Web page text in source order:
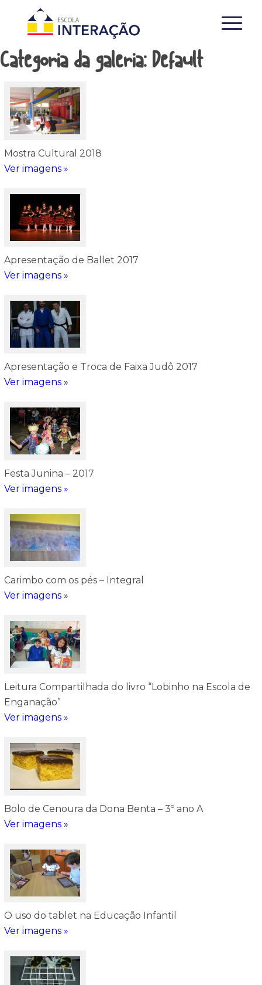
Categoria da galeria: Default
Mostra Cultural 2018
Ver imagens »
Apresentação de Ballet 2017
Ver imagens »
Apresentação e Troca de Faixa Judô 2017
Ver imagens »
Festa Junina – 2017
Ver imagens »
Carimbo com os pés – Integral
Ver imagens »
Leitura Compartilhada do livro “Lobinho na Escola de
Enganação”
Ver imagens »
Bolo de Cenoura da Dona Benta – 3º ano A
Ver imagens »
O uso do tablet na Educação Infantil
Ver imagens »